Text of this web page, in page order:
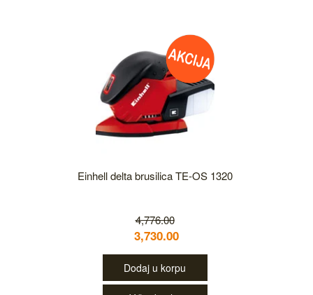
Einhell delta brusilica TE-OS 1320
4,776.00
3,730.00
Dodaj u korpu